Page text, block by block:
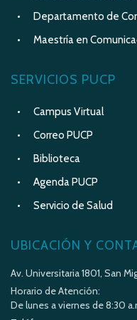
Departamento de
Maestría en
SERVICIOS PUCP
Campus Virtual
Correo PUCP
Biblioteca
Agenda PUCP
Servicio de Salud
UBICACIÓN Y
Av. Universitaria 1801, San
Horario de Atención:
De lunes a viernes de 8:30